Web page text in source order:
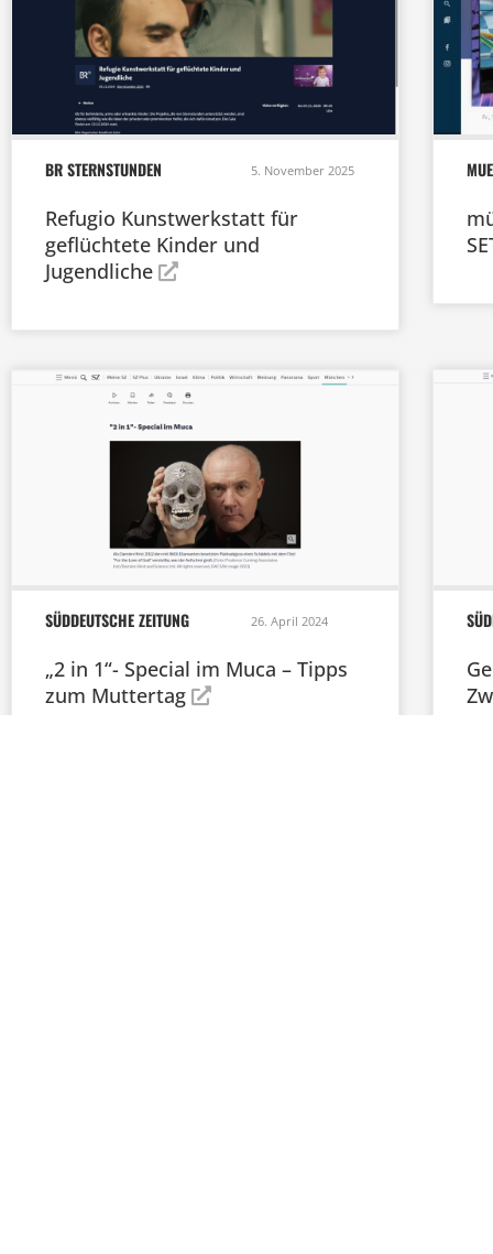
BR STERNSTUNDEN 5. November 2025
Refugio Kunstwerkstatt für
geflüchtete Kinder und
Jugendliche
SÜDDEUTSCHE ZEITUNG 26. April 2024
„2 in 1“- Special im Muca – Tipps
zum Muttertag